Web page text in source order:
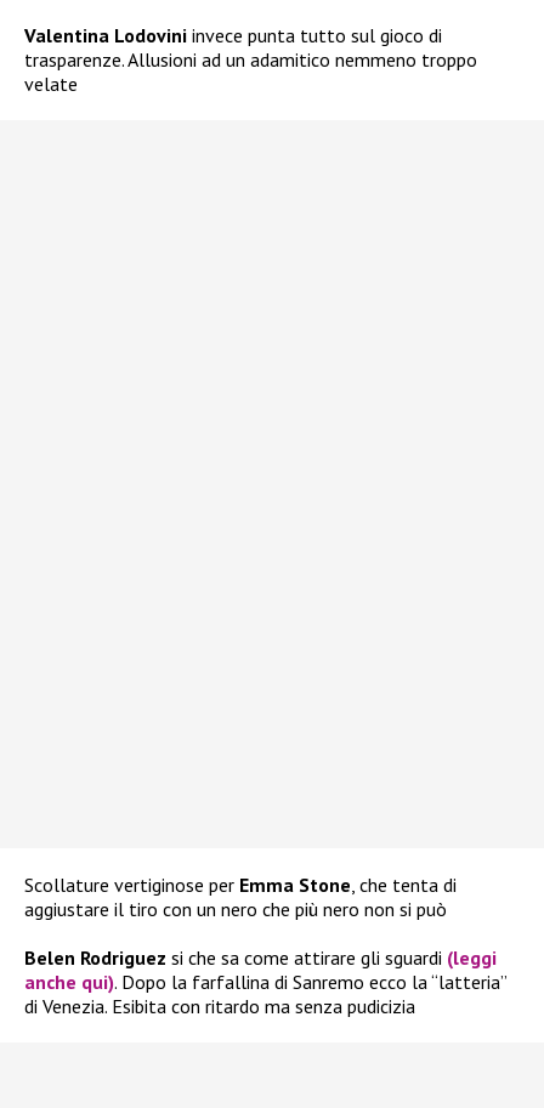
Valentina Lodovini invece punta tutto sul gioco di
trasparenze. Allusioni ad un adamitico nemmeno troppo
velate
Scollature vertiginose per Emma Stone , che tenta di
aggiustare il tiro con un nero che più nero non si può
Belen Rodriguez si che sa come attirare gli sguardi (leggi
anche qui). Dopo la farfallina di Sanremo ecco la “latteria”
di Venezia. Esibita con ritardo ma senza pudicizia